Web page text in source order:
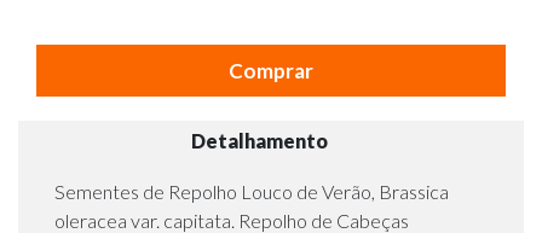
Comprar
Detalhamento
Sementes de Repolho Louco de Verão, Brassica
oleracea var. capitata. Repolho de Cabeças